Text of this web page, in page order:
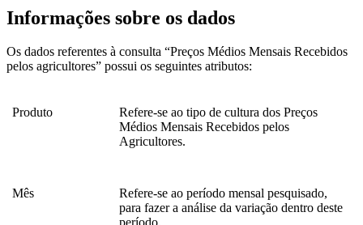
Informações sobre os dados
Os dados referentes à consulta “Preços Médios Mensais Recebidos
pelos agricultores” possui os seguintes atributos:
Produto
Refere-se ao tipo de cultura dos Preços
Médios Mensais Recebidos pelos
Agricultores.
Mês
Refere-se ao período mensal pesquisado,
para fazer a análise da variação dentro deste